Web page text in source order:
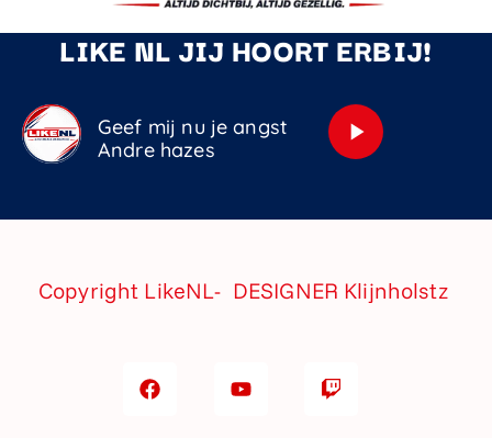
LIKE NL JIJ HOORT ERBIJ!
Geef mij nu je angst
Andre hazes
play_arrow
Copyright LikeNL- DESIGNER Klijnholstz